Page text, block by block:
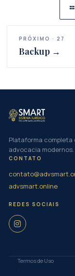
PRÓXIMO · 27
Backup →
Plataforma
advocacia modernos.
CONTATO
advsmart.online
REDES SOCIAIS
Termos de Uso
·